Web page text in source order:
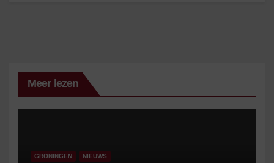
Meer lezen
GRONINGEN NIEUWS